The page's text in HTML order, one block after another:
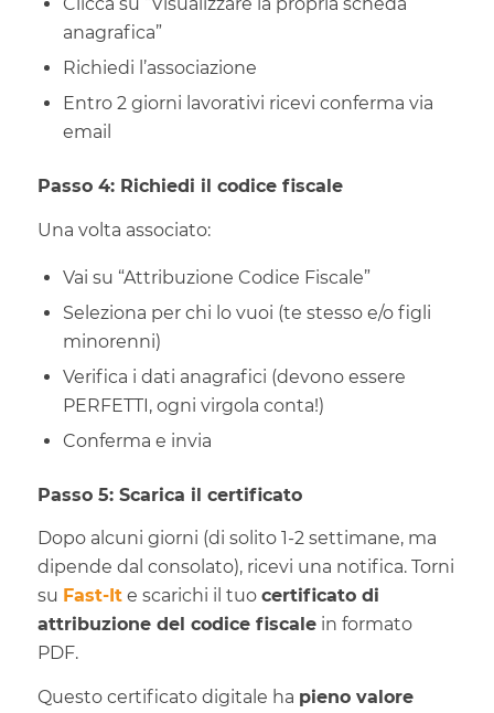
Clicca su “Visualizzare la propria scheda
anagrafica”
Richiedi l’associazione
Entro 2 giorni lavorativi ricevi conferma via
email
Passo 4: Richiedi il codice fiscale
Una volta associato:
Vai su “Attribuzione Codice Fiscale”
Seleziona per chi lo vuoi (te stesso e/o figli
minorenni)
Verifica i dati anagrafici (devono essere
PERFETTI, ogni virgola conta!)
Conferma e invia
Passo 5: Scarica il certificato
Dopo alcuni giorni (di solito 1-2 settimane, ma
dipende dal consolato), ricevi una notifica. Torni
su Fast-Ite scarichi il tuo certificato di
attribuzione del codice fiscalein formato
PDF.
Questo certificato digitale ha pieno valore